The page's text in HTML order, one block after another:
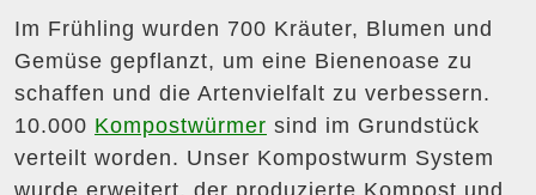
Im Frühling wurden 700 Kräuter, Blumen und
Gemüse gepflanzt, um eine Bienenoase zu
schaffen und die Artenvielfalt zu verbessern.
10.000 Kompostwürmer sind im Grundstück
verteilt worden. Unser Kompostwurm System